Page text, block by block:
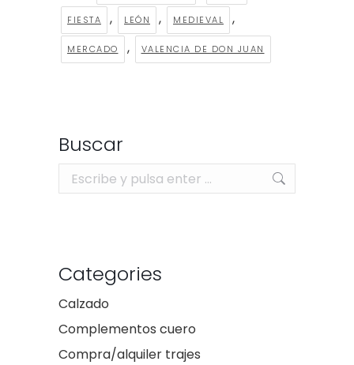
FIESTA , LEÓN , MEDIEVAL ,
MERCADO , VALENCIA DE DON JUAN
Buscar
Buscar:
Categories
Calzado
Complementos cuero
Compra/alquiler trajes